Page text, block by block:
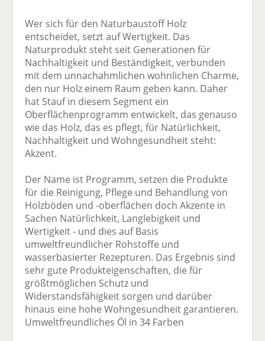
Wer sich für den Naturbaustoff Holz
entscheidet, setzt auf Wertigkeit. Das
Naturprodukt steht seit Generationen für
Nachhaltigkeit und Beständigkeit, verbunden
mit dem unnachahmlichen wohnlichen Charme,
den nur Holz einem Raum geben kann. Daher
hat Stauf in diesem Segment ein
Oberflächenprogramm entwickelt, das genauso
wie das Holz, das es pflegt, für Natürlichkeit,
Nachhaltigkeit und Wohngesundheit steht:
Akzent.
Der Name ist Programm, setzen die Produkte
für die Reinigung, Pflege und Behandlung von
Holzböden und -oberflächen doch Akzente in
Sachen Natürlichkeit, Langlebigkeit und
Wertigkeit - und dies auf Basis
umweltfreundlicher Rohstoffe und
wasserbasierter Rezepturen. Das Ergebnis sind
sehr gute Produkteigenschaften, die für
größtmöglichen Schutz und
Widerstandsfähigkeit sorgen und darüber
hinaus eine hohe Wohngesundheit garantieren.
Umweltfreundliches Öl in 34 Farben